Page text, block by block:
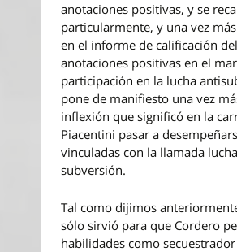
anotaciones positivas, y se
particularmente, y una vez
en el informe de calificación
anotaciones positivas en el
participación en la lucha
pone de manifiesto una vez
inflexión que significó en la
Piacentini pasar a
vinculadas con la llamada
subversión.
Tal como dijimos
sólo sirvió para que Cordero
habilidades como